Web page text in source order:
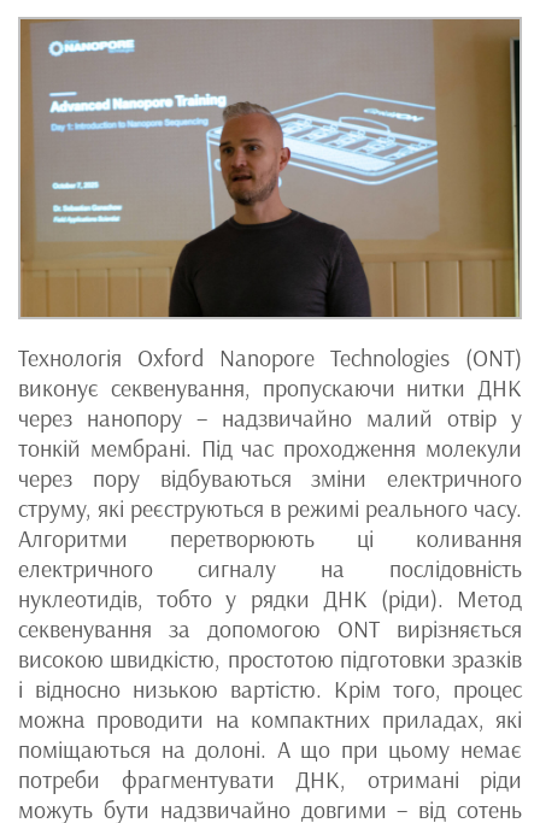
Технологія Oxford Nanopore Technologies (ONT)
виконує секвенування, пропускаючи нитки ДНК
через нанопору – надзвичайно малий отвір у
тонкій мембрані. Під час проходження молекули
через пору відбуваються зміни електричного
струму, які реєструються в режимі реального часу.
Алгоритми перетворюють ці коливання
електричного сигналу на послідовність
нуклеотидів, тобто у рядки ДНК (ріди). Метод
секвенування за допомогою ONT вирізняється
високою швидкістю, простотою підготовки зразків
і відносно низькою вартістю. Крім того, процес
можна проводити на компактних приладах, які
поміщаються на долоні. А що при цьому немає
потреби фрагментувати ДНК, отримані ріди
можуть бути надзвичайно довгими – від сотень